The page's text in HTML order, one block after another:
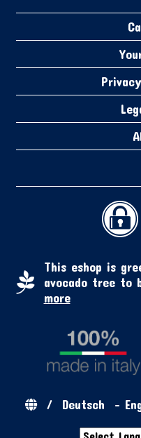
This eshop is
avocado tree to
more
/ Deutsch -